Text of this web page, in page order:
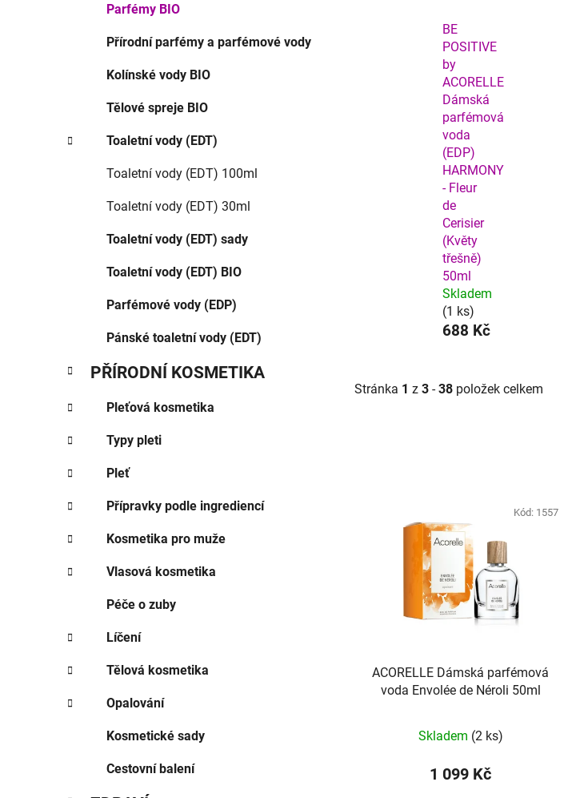
Parfémy BIO
Přírodní parfémy a parfémové vody
Kolínské vody BIO
Tělové spreje BIO
Toaletní vody (EDT)
Toaletní vody (EDT) 100ml
Toaletní vody (EDT) 30ml
Toaletní vody (EDT) sady
Toaletní vody (EDT) BIO
Parfémové vody (EDP)
Pánské toaletní vody (EDT)
PŘÍRODNÍ KOSMETIKA
Pleťová kosmetika
Typy pleti
Pleť
Přípravky podle ingrediencí
Kosmetika pro muže
Vlasová kosmetika
Péče o zuby
Líčení
Tělová kosmetika
Opalování
Kosmetické sady
Cestovní balení
BE
POSITIVE
by
ACORELLE
Dámská
parfémová
voda
(EDP)
HARMONY
- Fleur
de
Cerisier
(Květy
třešně)
50ml
Skladem
(1 ks)
688 Kč
Stránka 1 z 3 -38 položek celkem
ACORELLE Dámská parfémová
voda Envolée de Néroli 50ml
Skladem (2 ks)
1 099 Kč
Kód: 1557